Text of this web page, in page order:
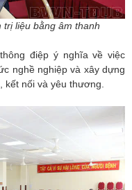
liệu bằng âm thanh
điệp ý nghĩa về việc
nghề nghiệp và xây dựng
nối và yêu thương.